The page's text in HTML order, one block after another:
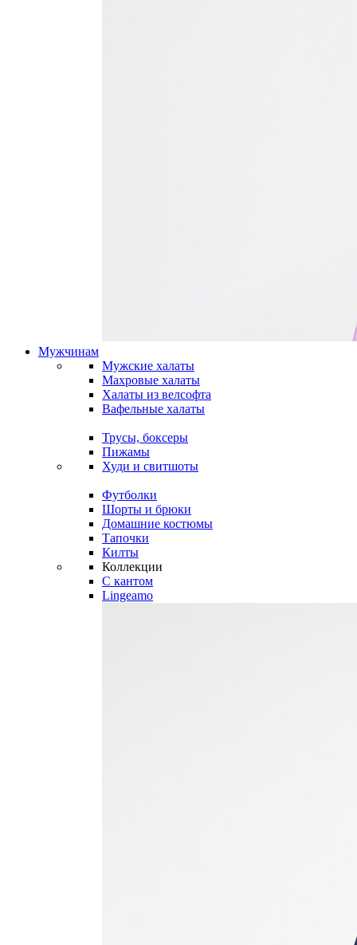
Мужчинам
Мужские халаты
Махровые халаты
Халаты из велсофта
Вафельные халаты
Трусы, боксеры
Пижамы
Худи и свитшоты
Футболки
Шорты и брюки
Домашние костюмы
Тапочки
Килты
Коллекции
C кантом
Lingeamo